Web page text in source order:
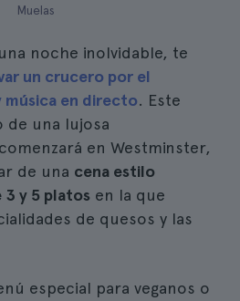
Muelas
noche inolvidable, te
un crucero por el
música en directo. Este
una lujosa
en Westminster,
de una cena estilo
y 5 platos en la que
de quesos y las
especial para veganos o